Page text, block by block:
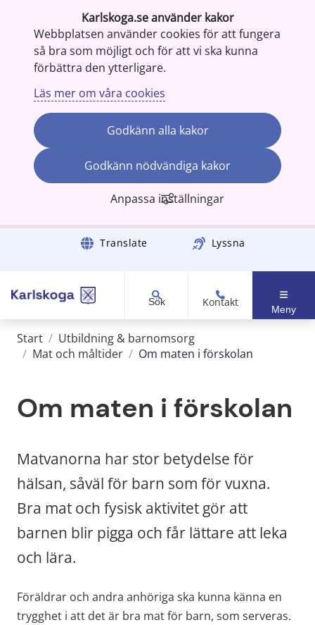
Karlskoga.se använder kakor
Webbplatsen använder cookies för att fungera
så bra som möjligt och för att vi ska kunna
förbättra den ytterligare.
Läs mer om våra cookies
Godkänn alla kakor
Godkänn nödvändiga kakor
Anpassa inställningar
Gå till innehåll Translate Lyssna
Sök Kontakt
Meny
Start / Utbildning & barnomsorg
/ Mat och måltider / Om maten i förskolan
Om maten i förskolan
Matvanorna har stor betydelse för
hälsan, såväl för barn som för vuxna.
Bra mat och fysisk aktivitet gör att
barnen blir pigga och får lättare att leka
och lära.
Föräldrar och andra anhöriga ska kunna känna en
trygghet i att det är bra mat för barn, som serveras.